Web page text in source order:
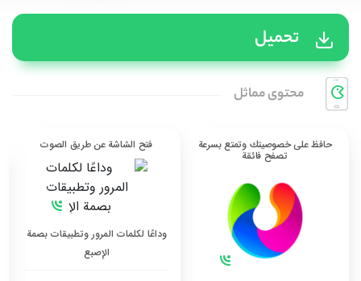
تحميل
محتوی مماثل
حافظ على خصوصيتك وتمتع بسرعة
تصفح فائقة
فتح الشاشة عن طريق الصوت
وداعًا لكلمات المرور وتطبيقات بصمة
الإصبع